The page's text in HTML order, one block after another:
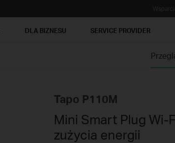
DLA BIZNESU SERVICE PROVIDER
Tapo P110M
Mini Smart Plug Wi-
zużycia energii